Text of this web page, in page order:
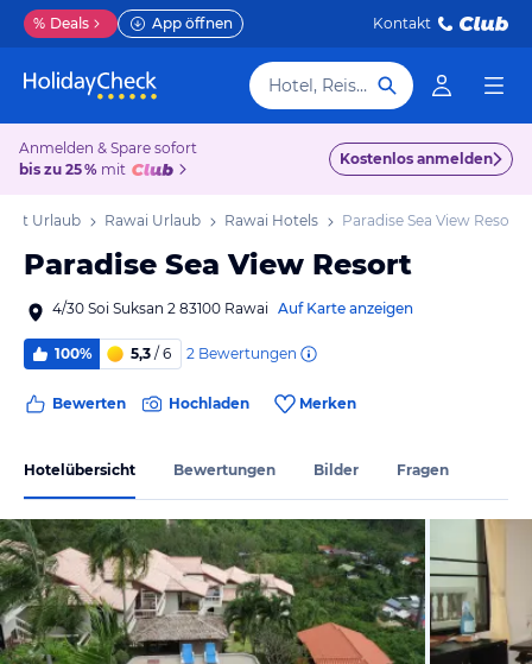
% Deals App öffnen Kontakt
Hotel, Reiseziel
Anmelden & Spare sofort
bis zu 25 % mit
Kostenlos anmelden
Urlaub Rawai Urlaub Rawai Hotels Paradise Sea View Resort
Paradise Sea View Resort
4/30 Soi Suksan 2 83100 Rawai Auf Karte anzeigen
100% 5,3 / 6 2 Bewertungen
Bewerten Hochladen Merken
Hotelübersicht Bewertungen Bilder Fragen